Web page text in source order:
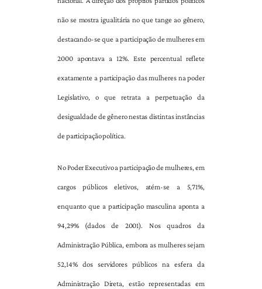
não se mostra igualitária no que tange ao gênero,
destacando-se que a participação de mulheres em
2000 apontava a 12%. Este percentual reflete
exatamente a participação das mulheres na poder
Legislativo, o que retrata a perpetuação da
desigualdade de gênero nestas distintas instâncias
de participação política.
No Poder Executivo a participação de mulheres, em
cargos públicos eletivos, atém-se a 5,71%,
enquanto que a participação masculina aponta a
94,29% (dados de 2001). Nos quadros da
Administração Pública, embora as mulheres sejam
52,14% dos servidores públicos na esfera da
Administração Direta, estão representadas em